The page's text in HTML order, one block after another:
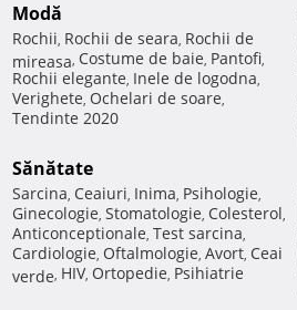
Modă
Rochii, Rochii de seara, Rochii de
mireasa, Costume de baie, Pantofi,
Rochii elegante, Inele de logodna,
Verighete, Ochelari de soare,
Tendinte 2020
Sănătate
Sarcina, Ceaiuri, Inima, Psihologie,
Ginecologie, Stomatologie, Colesterol,
Anticonceptionale, Test sarcina,
Cardiologie, Oftalmologie, Avort, Ceai
verde, HIV, Ortopedie, Psihiatrie